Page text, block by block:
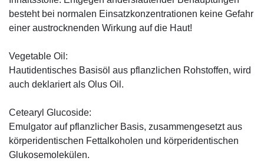
besteht bei normalen Einsatzkonzentrationen keine Gefahr
einer austrocknenden Wirkung auf die Haut!
Vegetable Oil:
Hautidentisches Basisöl aus pflanzlichen Rohstoffen, wird
auch deklariert als Olus Oil.
Cetearyl Glucoside:
Emulgator auf pflanzlicher Basis, zusammengesetzt aus
körperidentischen Fettalkoholen und körperidentischen
Glukosemolekülen.